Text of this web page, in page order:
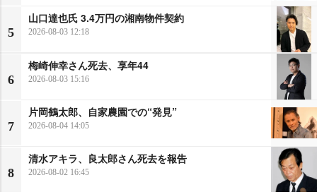
5
山口達也氏 3.4万円の湘南物件契約
2026-08-03 12:18
6
梅崎伸幸さん死去、享年44
2026-08-03 15:16
7
片岡鶴太郎、自家農園での“発見”
2026-08-04 14:05
8
清水アキラ、良太郎さん死去を報告
2026-08-02 16:45